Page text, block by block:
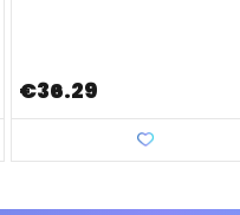
€36.29